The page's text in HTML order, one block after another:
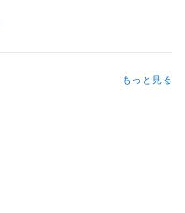
~ 2023年6月
もっと見る